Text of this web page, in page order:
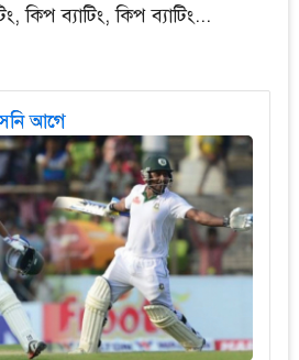
কিপ ব্যাটিং, কিপ ব্যাটিং...
আগে
আগে